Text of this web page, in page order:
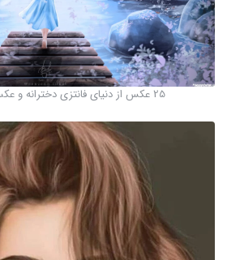
25 عکس از دنیای فانتزی دخترانه و عکسهای جالب جذاب